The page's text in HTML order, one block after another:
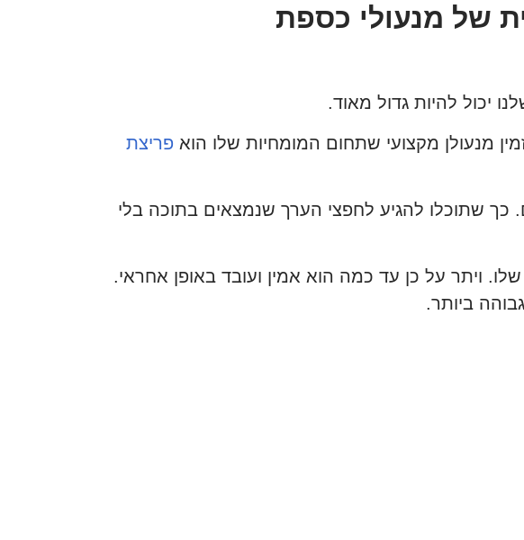
של מנעולי כספת
יכול להיות גדול מאוד.
מנעולן מקצועי שתחום המומחיות שלו הוא פריצת
כך שתוכלו להגיע לחפצי הערך שנמצאים בתוכה בלי
ויתר על כן עד כמה הוא אמין ועובד באופן אחראי.
ביותר.